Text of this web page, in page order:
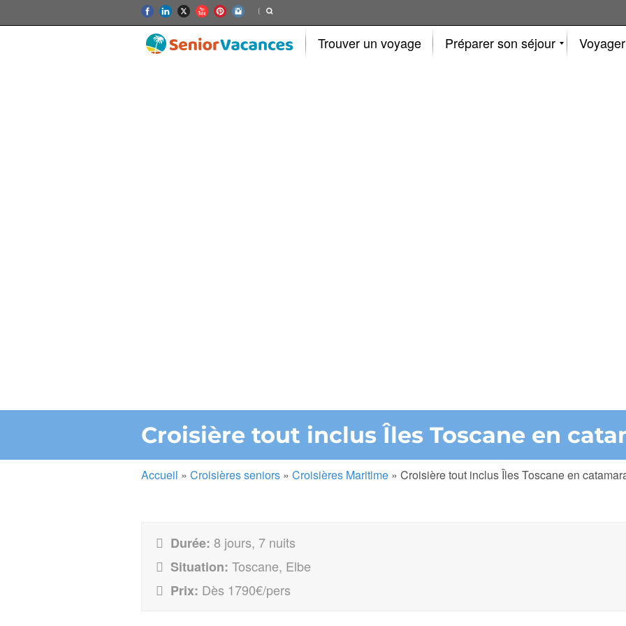
Trouver un voyage Préparer son séjour
Croisière tout inclus Îles Toscane en
Accueil » Croisières seniors » Croisières Maritime » Croisière tout inclus Îles Toscane en
Durée: 8 jours, 7 nuits
Situation: Toscane, Elbe
Prix: Dès 1790€/pers